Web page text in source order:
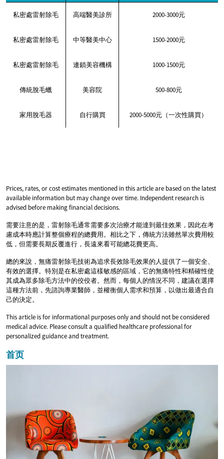
私密處雷射除毛 高端醫美診所 2000-3000元
私密處雷射除毛 中等醫美中心 1500-2000元
私密處雷射除毛 連鎖美容機構 1000-1500元
傳統脫毛蠟 美容院 500-800元
家用脫毛器 自行購買 2000-5000元（一次性購買）
Prices, rates, or cost estimates mentioned in this article are based on the latest
available information but may change over time. Independent research is
advised before making financial decisions.
需要注意的是，雷射除毛通常需要多次治療才能達到最佳效果，因此在考
慮成本時應計算整個療程的總費用。相比之下，傳統方法雖然單次費用較
低，但需要長期反覆進行，長遠來看可能總花費更高。
總的來說，無痛雷射除毛技術為追求長效除毛效果的人提供了一個安全、
有效的選擇。特別是在私密處這樣敏感的區域，它的無痛特性和精確性使
其成為眾多除毛方法中的佼佼者。然而，每個人的情況不同，建議在選擇
這種方法前，先諮詢專業醫師，並權衡個人需求和預算，以做出最適合自
己的決定。
This article is for informational purposes only and should not be considered
medical advice. Please consult a qualified healthcare professional for
personalized guidance and treatment.
首页